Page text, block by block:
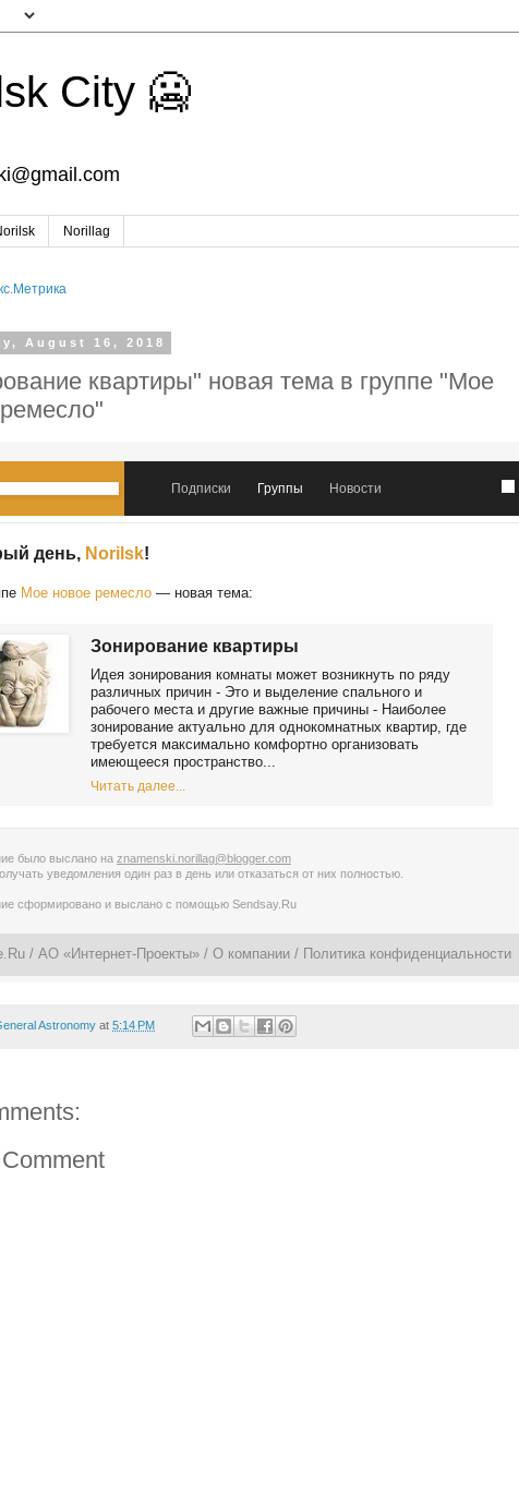
City 🥶
Norillag
August 16, 2018
квартиры" новая тема в группе "Мое
Подписки Группы Новости
день, Norilsk!
Мое новое ремесло — новая тема:
Зонирование квартиры
Идея зонирования комнаты может возникнуть по ряду
различных причин - Это и выделение спального и
рабочего места и другие важные причины - Наиболее
зонирование актуально для однокомнатных квартир, где
требуется максимально комфортно организовать
имеющееся пространство...
Читать далее...
было выслано на znamenski.norillag@blogger.com
уведомления один раз в день или отказаться от них полностью
сформировано и выслано с помощью Sendsay.Ru
/ АО «Интернет-Проекты» / О компании / Политика конфиденциальности
Astronomy at 5:14 PM